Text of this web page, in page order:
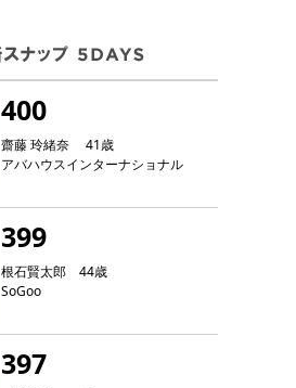
400
齋藤 玲緒奈 41歳
アバハウスインターナショナル
399
根石賢太郎 44歳
SoGoo
397